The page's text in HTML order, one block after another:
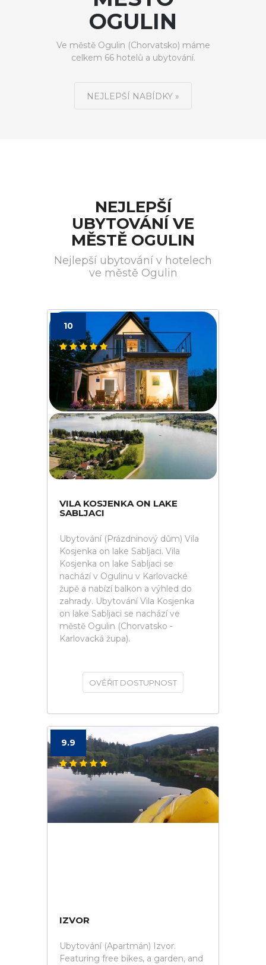
OGULIN
Ve městě Ogulin (Chorvatsko) máme
celkem 66 hotelů a ubytování.
NEJLEPŠÍ NABÍDKY »
NEJLEPŠÍ
UBYTOVÁNÍ VE
MĚSTĚ OGULIN
Nejlepší ubytování v hotelech
ve městě Ogulin
10
VILA KOSJENKA ON LAKE
SABLJACI
Ubytování (Prázdninový dům) Vila
Kosjenka on lake Sabljaci. Vila
Kosjenka on lake Sabljaci se
nachází v Ogulinu v Karlovacké
župě a nabízí balkon a výhled do
zahrady. Ubytování Vila Kosjenka
on lake Sabljaci se nachází ve
městě Ogulin (Chorvatsko -
Karlovacká župa).
OVĚŘIT DOSTUPNOST
9.9
IZVOR
Ubytování (Apartmán) Izvor.
Featuring free bikes, a garden, and